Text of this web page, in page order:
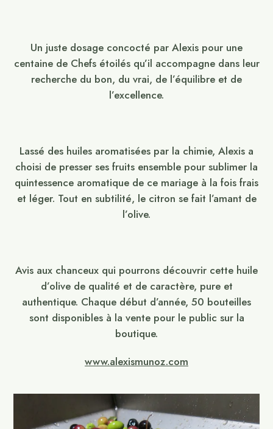
Un juste dosage concocté par Alexis pour une
centaine de Chefs étoilés qu’il accompagne dans leur
recherche du bon, du vrai, de l’équilibre et de
l’excellence.
Lassé des huiles aromatisées par la chimie, Alexis a
choisi de presser ses fruits ensemble pour sublimer la
quintessence aromatique de ce mariage à la fois frais
et léger. Tout en subtilité, le citron se fait l’amant de
l’olive.
Avis aux chanceux qui pourrons découvrir cette huile
d’olive de qualité et de caractère, pure et
authentique. Chaque début d’année, 50 bouteilles
sont disponibles à la vente pour le public sur la
boutique.
www.alexismunoz.com